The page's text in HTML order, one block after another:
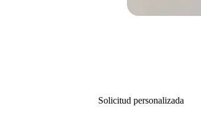
Solicitud personalizada